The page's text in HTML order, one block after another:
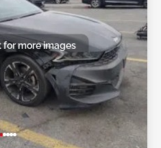
for more images